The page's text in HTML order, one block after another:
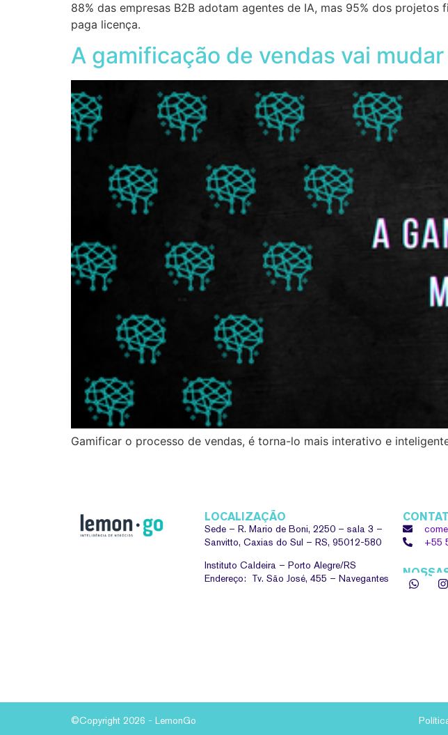
88% das empresas B2B adotam agentes de IA, mas 95% dos
paga licença.
A gamificação de vendas vai
Gamificar o processo de vendas, é torna-lo mais interativo e
LOCALIZAÇÃO
Sede –R. Mario de Boni, 2250 – sala 3 –
Sanvitto, Caxias do Sul – RS, 95012-580
Instituto Caldeira – Porto Alegre/RS
Endereço: Tv. São José, 455 – Navegantes
+55
©Copyright 2026 - LemonGo